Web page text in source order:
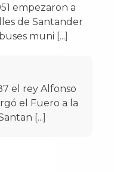
empezaron a
de Santander
muni [...]
el rey Alfonso
el Fuero a la
[...]